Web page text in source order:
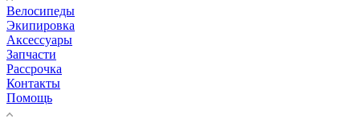
Велосипеды
Экипировка
Аксессуары
Запчасти
Рассрочка
Контакты
Помощь